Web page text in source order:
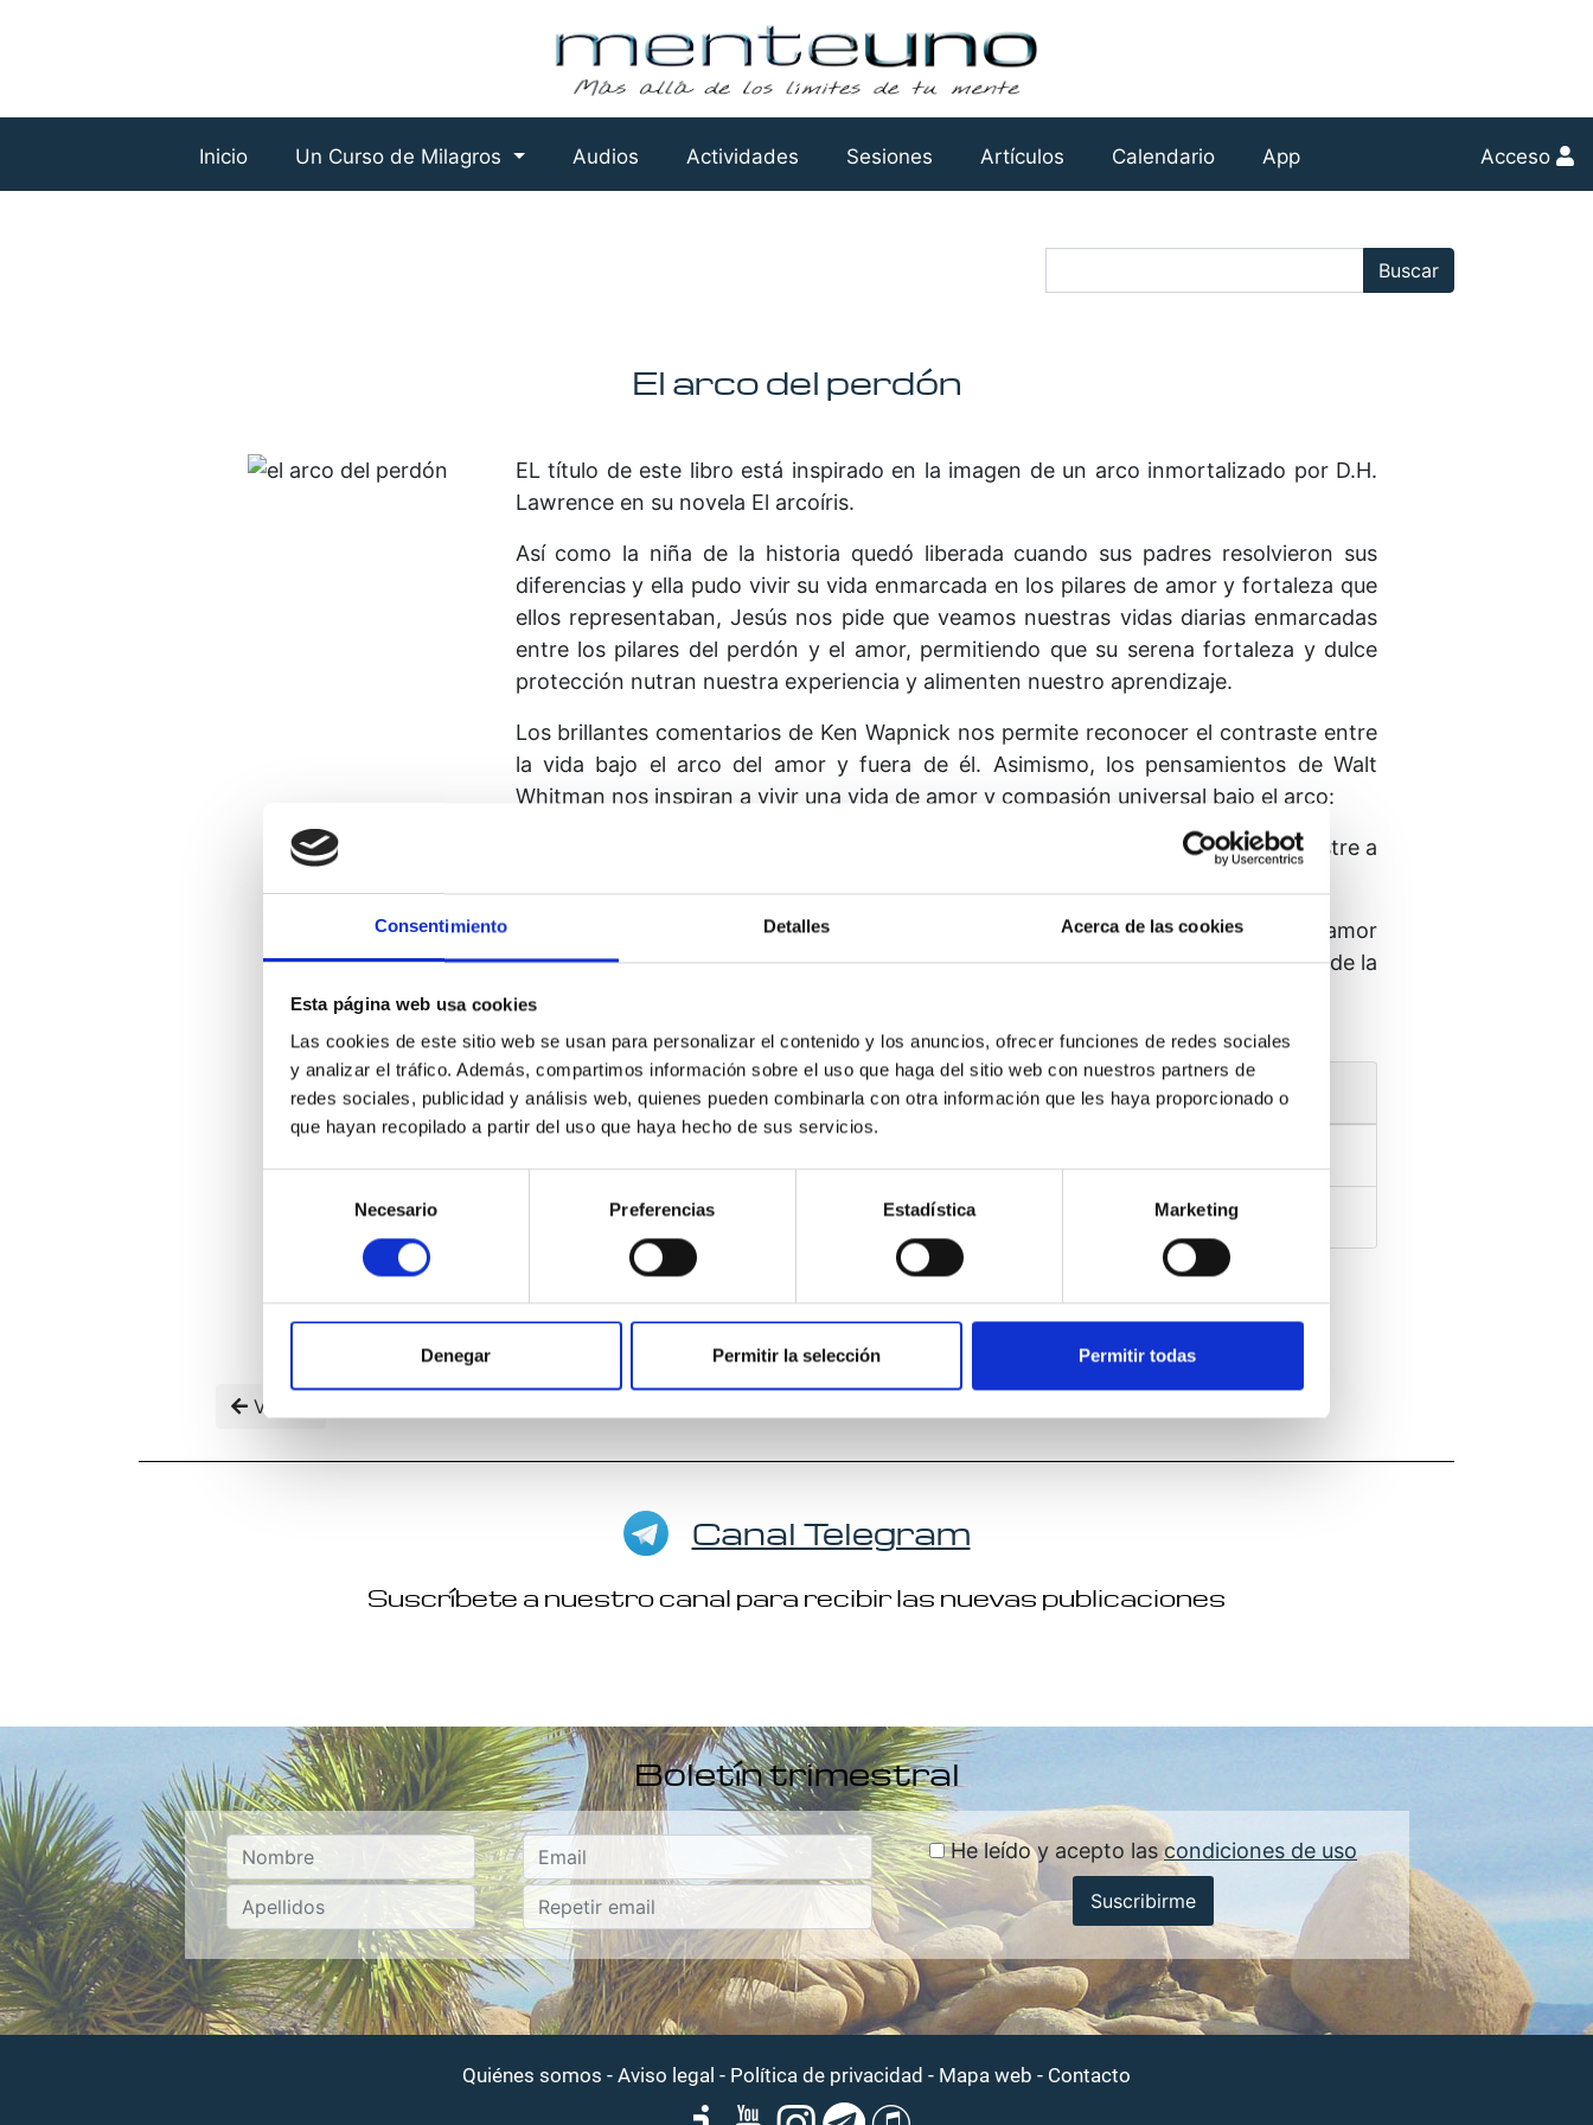
Consentimiento Detalles Acerca de las cookies
Esta página web usa cookies
Las cookies de este sitio web se usan para personalizar el contenido y los anuncios, ofrecer funciones de redes sociales
y analizar el tráfico. Además, compartimos información sobre el uso que haga del sitio web con nuestros partners de
redes sociales, publicidad y análisis web, quienes pueden combinarla con otra información que les haya proporcionado o
que hayan recopilado a partir del uso que haya hecho de sus servicios.
consentimiento
Necesario Preferencias Estadística Marketing
Denegar Permitir la selección Permitir todas
Inicio Un Curso de Milagros Audios Actividades Sesiones Artículos Calendario App Acceso
Buscar:
Buscar
El arco del perdón
EL título de este libro está inspirado en la imagen de un arco inmortalizado por D.H.
Lawrence en su novela El arcoíris.
Así como la niña de la historia quedó liberada cuando sus padres resolvieron sus
diferencias y ella pudo vivir su vida enmarcada en los pilares de amor y fortaleza que
ellos representaban, Jesús nos pide que veamos nuestras vidas diarias enmarcadas
entre los pilares del perdón y el amor, permitiendo que su serena fortaleza y dulce
protección nutran nuestra experiencia y alimenten nuestro aprendizaje.
Los brillantes comentarios de Ken Wapnick nos permite reconocer el contraste entre
la vida bajo el arco del amor y fuera de él. Asimismo, los pensamientos de Walt
Whitman nos inspiran a vivir una vida de amor y compasión universal bajo el arco:
Quien degrada a otro, a mí me degrada, y todo lo que hace o dice vuelve a la postre a
Este libro nos ofrece valiosos ejemplos prácticos de cómo elegir el camino del amor
en situaciones muy cotidianas, ayudándonos a distinguir su voz y a diferenciarla de la
del ego.
Información
Editorial:El Grano de Mostaza Ediciones
Volver
Canal Telegram
Suscríbete a nuestro canal para recibir las nuevas publicaciones
Boletín trimestral
He leído y acepto lascondiciones de uso
Suscribirme
Quiénes somos - Aviso legal - Política de privacidad - Mapa web - Contacto